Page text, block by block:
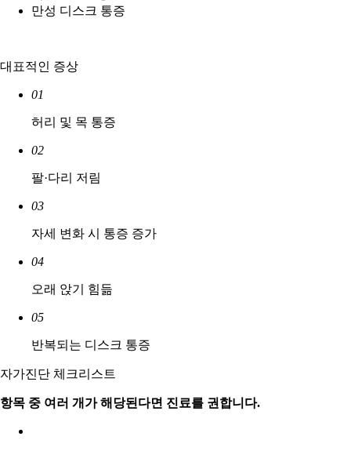
만성 디스크 통증
대표적인 증상
01
허리 및 목 통증
02
팔·다리 저림
03
자세 변화 시 통증 증가
04
오래 앉기 힘듦
05
반복되는 디스크 통증
자가진단 체크리스트
항목 중 여러 개가 해당된다면 진료를 권합니다.